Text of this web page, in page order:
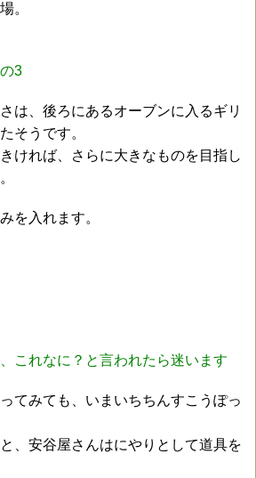
。
3
は、後ろにあるオーブンに入るギリ
そうです。
ければ、さらに大きなものを目指し
を入れます。
これなに？と言われたら迷います
てみても、いまいちちんすこうぽっ
、安谷屋さんはにやりとして道具を